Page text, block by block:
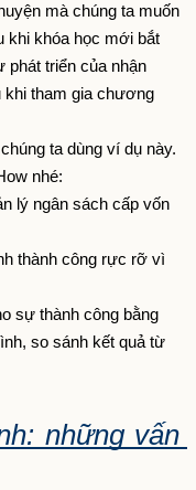
mà chúng ta muốn
khi khóa học mới bắt
phát triển của nhận
tham gia chương
ta dùng ví dụ này.
nhé:
lý ngân sách cấp vốn
thành công rực rỡ vì
sự thành công bằng
so sánh kết quả từ
những vấn